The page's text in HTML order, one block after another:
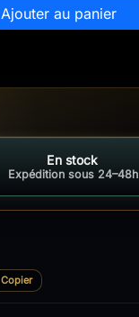
Ajouter au panier
En stock
Expédition sous 24–48h
Copier